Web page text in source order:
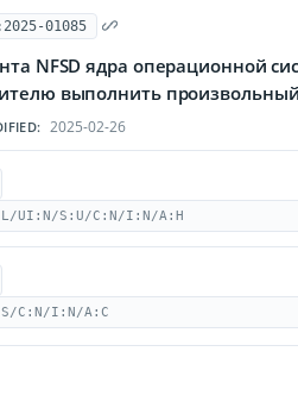
01085
NFSD ядра операционной
выполнить
2025-02-26
UI:N/S:U/C:N/I:N/A:H
C:N/I:N/A:C